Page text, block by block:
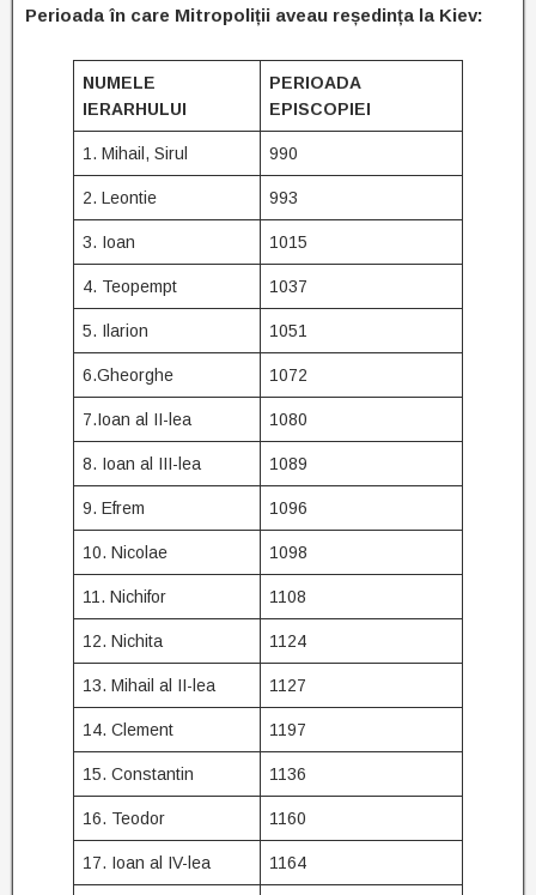
Perioada în care Mitropoliții aveau reședința la Kiev:
NUMELE
IERARHULUI
PERIOADA
EPISCOPIEI
1. Mihail, Sirul 990
2. Leontie 993
3. Ioan 1015
4. Teopempt 1037
5. Ilarion 1051
6.Gheorghe 1072
7.Ioan al II-lea 1080
8. Ioan al III-lea 1089
9. Efrem 1096
10. Nicolae 1098
11. Nichifor 1108
12. Nichita 1124
13. Mihail al II-lea 1127
14. Clement 1197
15. Constantin 1136
16. Teodor 1160
17. Ioan al IV-lea 1164